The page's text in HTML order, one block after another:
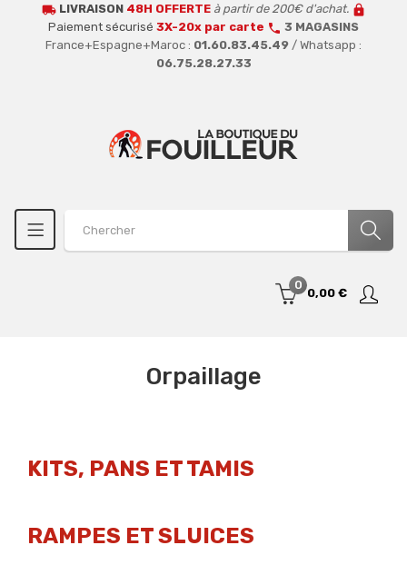
local_shippingLIVRAISON 48H OFFERTE à partir de 200€ d'achat. lock
Paiement sécurisé 3X-20x par carte call 3 MAGASINS
France+Espagne+Maroc : 01.60.83.45.49 / Whatsapp :
06.75.28.27.33
0
0,00 €
Orpaillage
KITS, PANS ET TAMIS
RAMPES ET SLUICES